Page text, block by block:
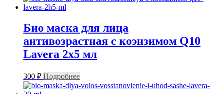
Био маска для лица
антивозрастная с коэнзимом Q10
Lavera 2х5 мл
300 ₽ Подробнее